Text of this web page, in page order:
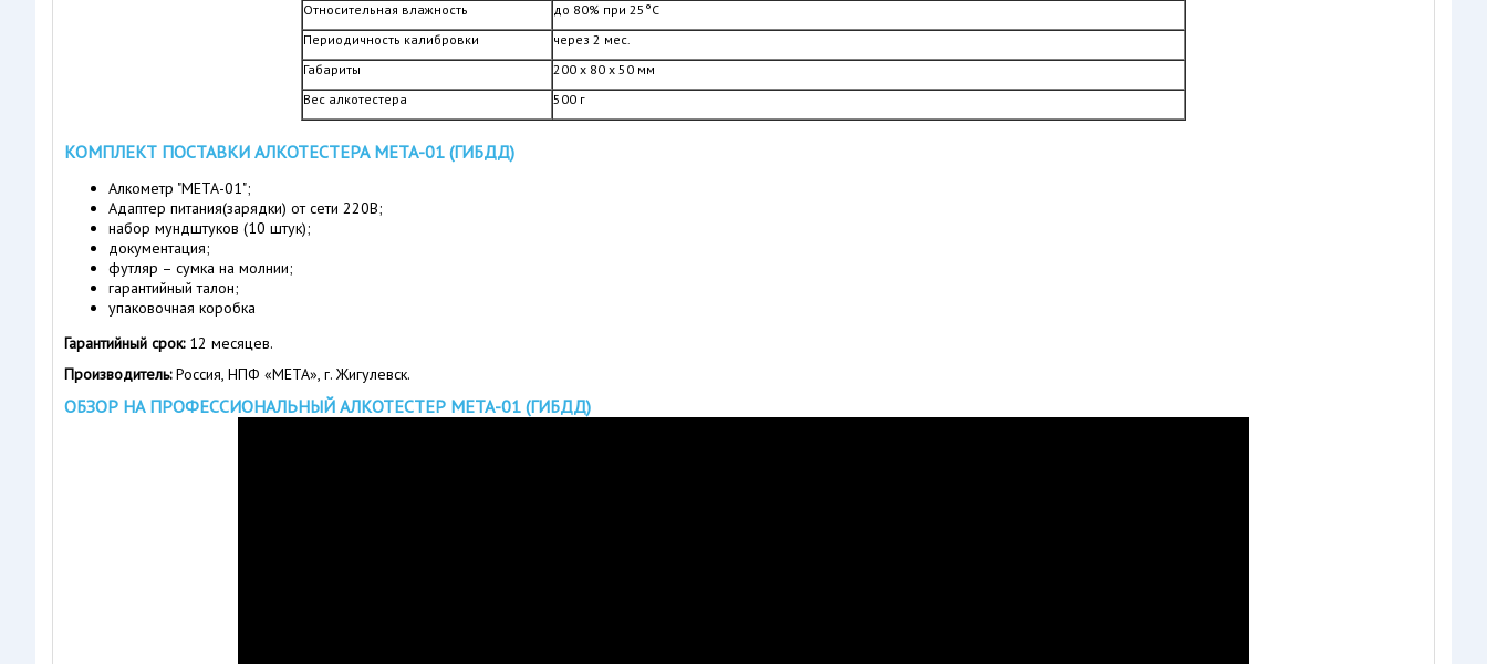
Относительная влажность
до 80% при 25°С
Периодичность калибровки
через 2 мес.
Габариты
200 х 80 х 50 мм
Вес алкотестера
500 г
КОМПЛЕКТ ПОСТАВКИ АЛКОТЕСТЕРА МЕТА-01 (ГИБДД)
Алкометр "МЕТА-01";
Адаптер питания(зарядки) от сети 220В;
набор мундштуков (10 штук);
документация;
футляр – сумка на молнии;
гарантийный талон;
упаковочная коробка
Гарантийный срок:12 месяцев.
Производитель:Россия, НПФ «МЕТА», г. Жигулевск.
ОБЗОР НА ПРОФЕССИОНАЛЬНЫЙ АЛКОТЕСТЕР МЕТА-01 (ГИБДД)